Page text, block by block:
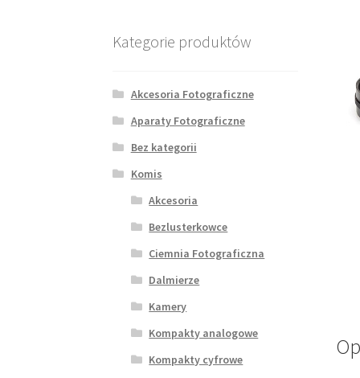
Kategorie produktów
Akcesoria Fotograficzne
Aparaty Fotograficzne
Bez kategorii
Komis
Akcesoria
Bezlusterkowce
Ciemnia Fotograficzna
Dalmierze
Kamery
Kompakty analogowe
Kompakty cyfrowe